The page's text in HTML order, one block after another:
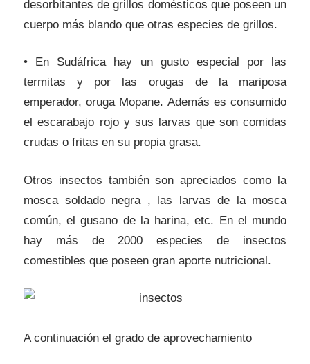
desorbitantes de grillos domésticos que poseen un
cuerpo más blando que otras especies de grillos.
• En Sudáfrica hay un gusto especial por las
termitas y por las orugas de la mariposa
emperador, oruga Mopane. Además es consumido
el escarabajo rojo y sus larvas que son comidas
crudas o fritas en su propia grasa.
Otros insectos también son apreciados como la
mosca soldado negra , las larvas de la mosca
común, el gusano de la harina, etc. En el mundo
hay más de 2000 especies de insectos
comestibles que poseen gran aporte nutricional.
A continuación el grado de aprovechamiento